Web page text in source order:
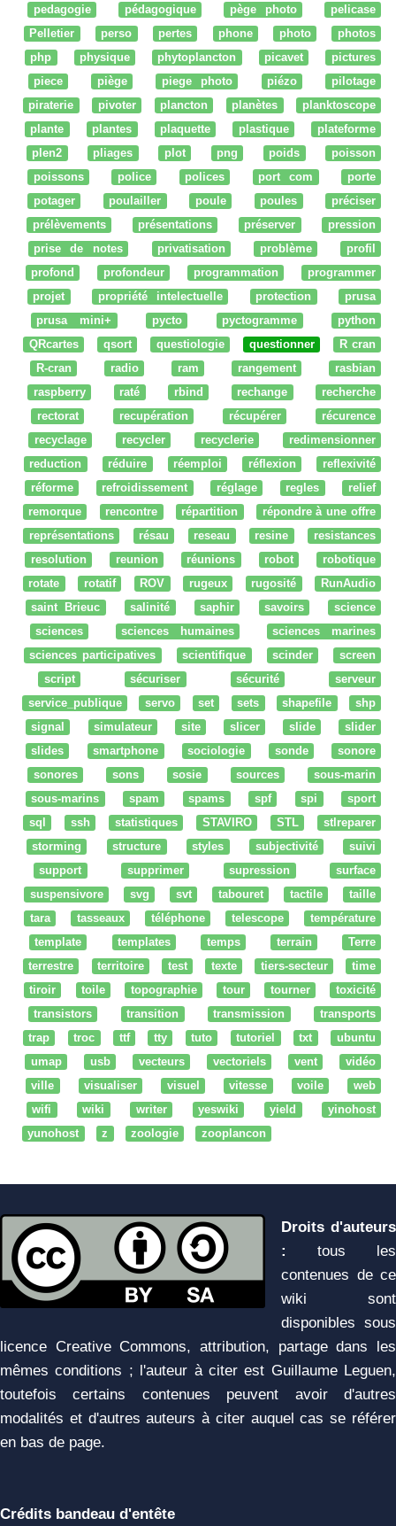
pedagogie
pédagogique pège photo
pelicase
Pelletier
perso pertes phone photo
photos
php
physique phytoplancton picavet
pictures
piece
piège piege photo piézo
pilotage
piraterie
pivoter plancton planètes
planktoscope
plante
plantes plaquette plastique
plateforme
plen2
pliages plot png poids
poisson
poissons
police polices port com
porte
potager
poulailler poule poules
préciser
prélèvements
présentations préserver
pression
prise de notes
privatisation problème
profil
profond
profondeur programmation
programmer
projet
propriété intelectuelle protection
prusa
prusa mini+
pycto pyctogramme
python
QRcartes
qsort questiologie questionner
R cran
R-cran
radio ram rangement
rasbian
raspberry
raté rbind rechange
recherche
rectorat
recupération récupérer
récurence
recyclage
recycler recyclerie
redimensionner
reduction
réduire réemploi réflexion
reflexivité
réforme
refroidissement réglage regles
relief
remorque
rencontre répartition
répondre à une offre
représentations
résau reseau resine
resistances
resolution
reunion réunions robot
robotique
rotate
rotatif ROV rugeux rugosité
RunAudio
saint Brieuc
salinité saphir savoirs
science
sciences
sciences humaines
sciences marines
sciences participatives
scientifique scinder
screen
script
sécuriser sécurité
serveur
service_publique
servo set sets shapefile
shp
signal
simulateur site slicer slide
slider
slides
smartphone sociologie sonde
sonore
sonores
sons sosie sources
sous-marin
sous-marins
spam spams spf spi
sport
sql
ssh statistiques STAVIRO STL
stlreparer
storming
structure styles subjectivité
suivi
support
supprimer supression
surface
suspensivore
svg svt tabouret tactile
taille
tara
tasseaux téléphone telescope
température
template
templates temps terrain
Terre
terrestre
territoire test texte tiers-secteur
time
tiroir
toile topographie tour tourner
toxicité
transistors
transition transmission
transports
trap
troc ttf tty tuto tutoriel txt
ubuntu
umap
usb vecteurs vectoriels vent
vidéo
ville
visualiser visuel vitesse voile
web
wifi
wiki writer yeswiki yield
yinohost
yunohost
z zoologie zooplancon
Droits d'auteurs
:
tous les
contenues de ce
wiki sont
disponibles sous
licence Creative Commons, attribution, partage dans les
mêmes conditions ; l'auteur à citer est Guillaume Leguen,
toutefois certains contenues peuvent avoir d'autres
modalités et d'autres auteurs à citer auquel cas se référer
en bas de page.
Crédits bandeau d'entête